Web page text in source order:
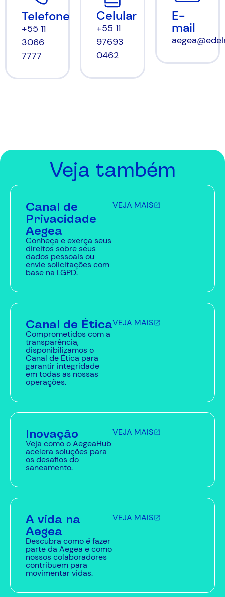
Telefone
+55 11
3066
7777
Celular
+55 11
97693
0462
E-
mail
Veja também
Canal de
Privacidade
Aegea
Conheça e exerça seus
direitos sobre seus
dados pessoais ou
envie solicitações com
base na LGPD.
VEJA MAIS
Canal de Ética
Comprometidos com a
transparência,
disponibilizamos o
Canal de Ética para
garantir integridade
em todas as nossas
operações.
VEJA MAIS
Inovação
Veja como o AegeaHub
acelera soluções para
os desafios do
saneamento.
VEJA MAIS
A vida na
Aegea
Descubra como é fazer
parte da Aegea e como
nossos colaboradores
contribuem para
movimentar vidas.
VEJA MAIS